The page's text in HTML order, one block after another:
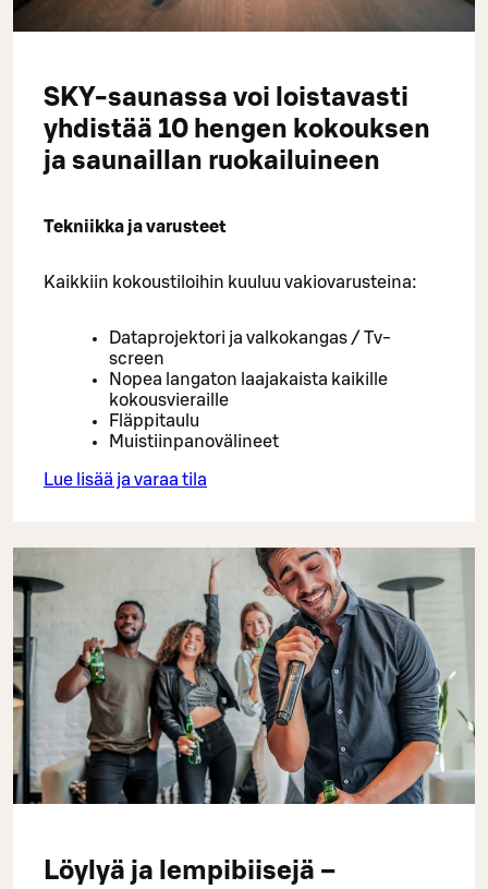
SKY-saunassa voi loistavasti
yhdistää 10 hengen kokouksen
ja saunaillan ruokailuineen
Tekniikka ja varusteet
Kaikkiin kokoustiloihin kuuluu vakiovarusteina:
Dataprojektori ja valkokangas / Tv-
screen
Nopea langaton laajakaista kaikille
kokousvieraille
Fläppitaulu
Muistiinpanovälineet
Lue lisää ja varaa tila
Löylyä ja lempibiisejä –